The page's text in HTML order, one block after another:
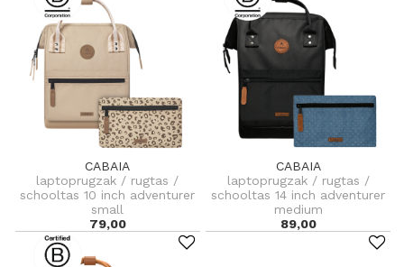
CABAIA
laptoprugzak / rugtas /
schooltas 10 inch adventurer
small
79,00
CABAIA
laptoprugzak / rugtas /
schooltas 14 inch adventurer
medium
89,00